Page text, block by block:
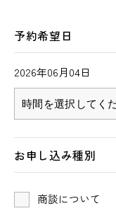
個人情報保護方針
予約希望日
2026年06月04日
お申し込み種別
商談について